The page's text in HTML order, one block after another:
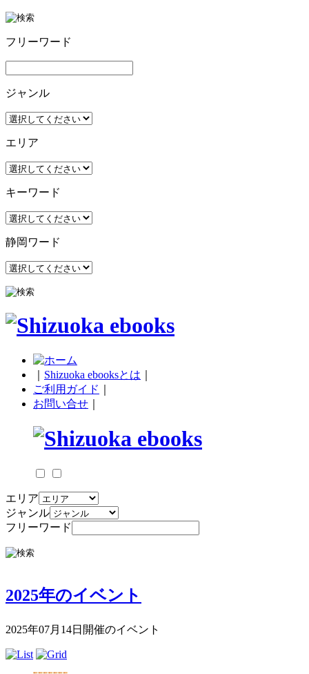
フリーワード
ジャンル
エリア
キーワード
静岡ワード
Shizuoka ebooksとは
ご利用ガイド
お問い合せ
エリア
ジャンル
フリーワード
2025年のイベント
2025年07月14日開催のイベント